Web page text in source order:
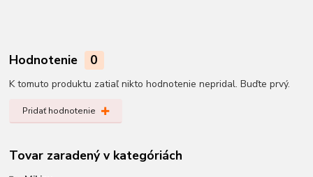
Hodnotenie 0
K tomuto produktu zatiaľ nikto hodnotenie nepridal. Buďte prvý.
Pridať hodnotenie
Tovar zaradený v kategóriách